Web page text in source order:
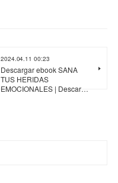
2024.04.11 00:23
Descargar ebook SANA
TUS HERIDAS
EMOCIONALES | Descar…